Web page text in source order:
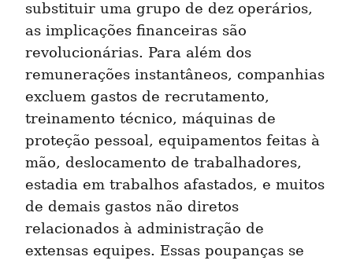
substituir uma grupo de dez operários,
as implicações financeiras são
revolucionárias. Para além dos
remunerações instantâneos, companhias
excluem gastos de recrutamento,
treinamento técnico, máquinas de
proteção pessoal, equipamentos feitas à
mão, deslocamento de trabalhadores,
estadia em trabalhos afastados, e muitos
de demais gastos não diretos
relacionados à administração de
extensas equipes. Essas poupanças se